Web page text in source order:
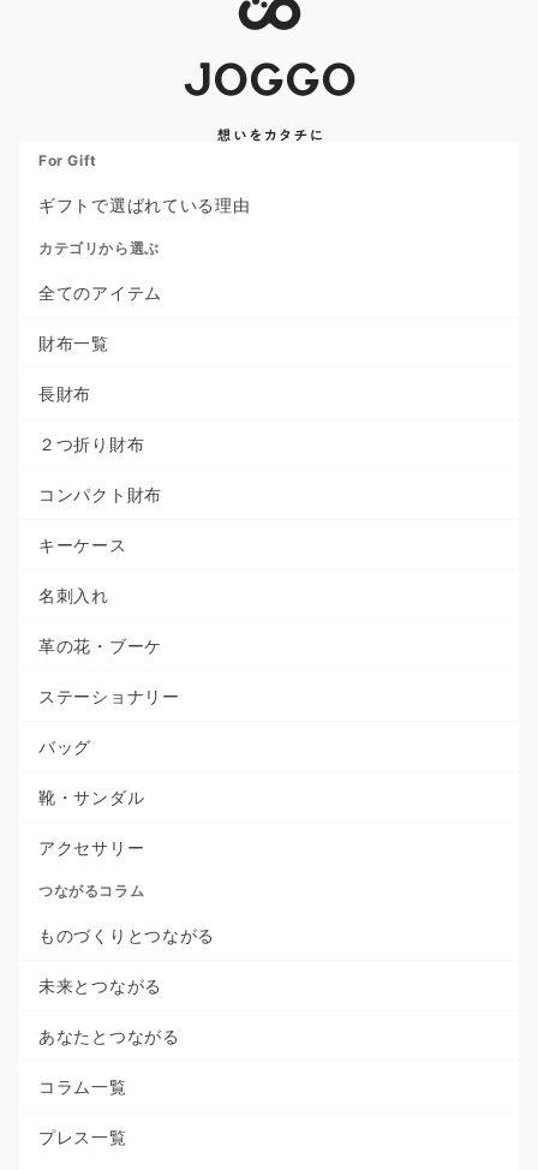
For Gift
ギフトで選ばれている理由
カテゴリから選ぶ
全てのアイテム
財布一覧
長財布
２つ折り財布
コンパクト財布
キーケース
名刺入れ
革の花・ブーケ
ステーショナリー
バッグ
靴・サンダル
アクセサリー
つながるコラム
ものづくりとつながる
未来とつながる
あなたとつながる
コラム一覧
プレス一覧